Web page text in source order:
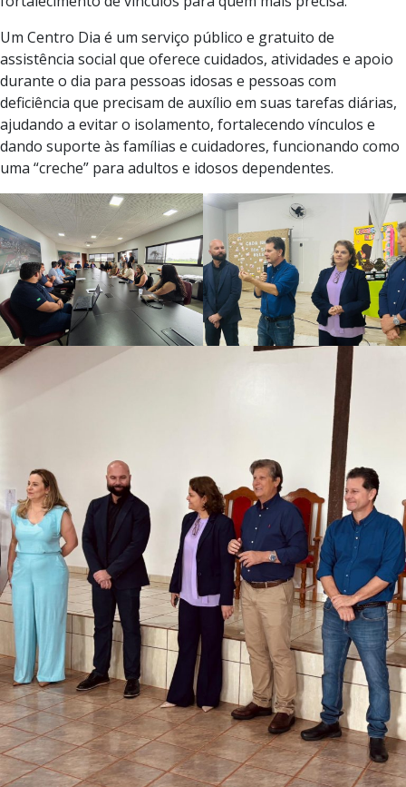
Um Centro Dia é um serviço público e gratuito de
assistência social que oferece cuidados, atividades e apoio
durante o dia para pessoas idosas e pessoas com
deficiência que precisam de auxílio em suas tarefas diárias,
ajudando a evitar o isolamento, fortalecendo vínculos e
dando suporte às famílias e cuidadores, funcionando como
uma “creche” para adultos e idosos dependentes.